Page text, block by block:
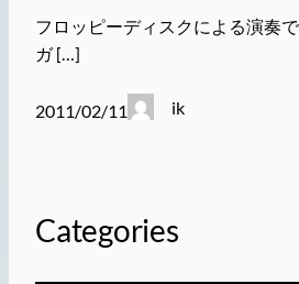
フロッピーディスクによる演奏
ガ […]
2011/02/11 ik
Categories